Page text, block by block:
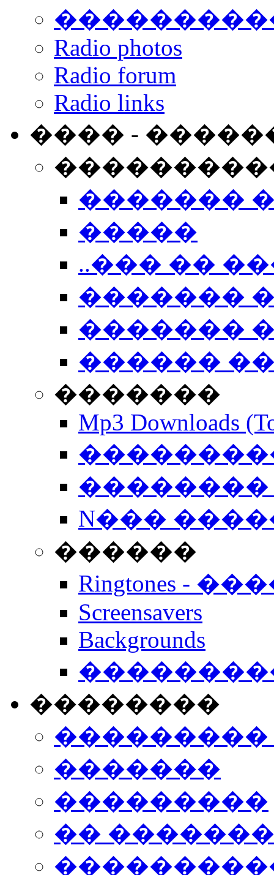
Radio photos
Radio forum
Radio links
���� -
�������
�����
..��� ��
�������
�������
������
�������
Mp3 Downloads
��������
N���
������
Ringtones -
Screensavers
Backgrounds
��������
���������
�������
���������
��